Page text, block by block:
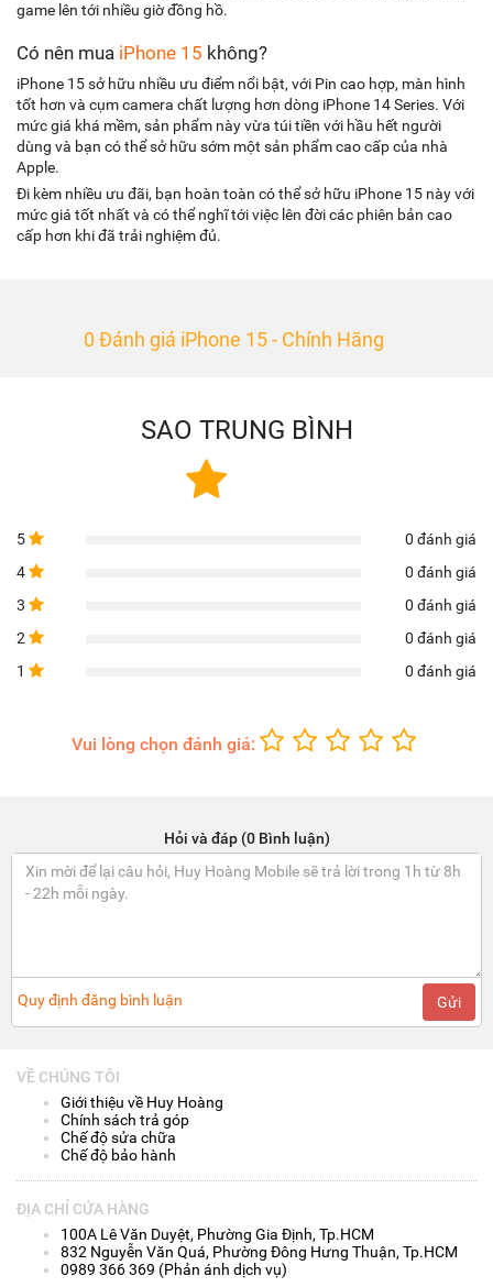
game lên tới nhiều giờ đồng hồ.
Có nên mua iPhone 15 không?
iPhone 15 sở hữu nhiều ưu điểm nổi bật, với Pin cao hợp, màn hình
tốt hơn và cụm camera chất lượng hơn dòng iPhone 14 Series. Với
mức giá khá mềm, sản phẩm này vừa túi tiền với hầu hết người
dùng và bạn có thể sở hữu sớm một sản phẩm cao cấp của nhà
Apple.
Đi kèm nhiều ưu đãi, bạn hoàn toàn có thể sở hữu iPhone 15 này với
mức giá tốt nhất và có thể nghĩ tới việc lên đời các phiên bản cao
cấp hơn khi đã trải nghiệm đủ.
0 Đánh giá iPhone 15 - Chính Hãng
SAO TRUNG BÌNH
5
0 đánh giá
4
0 đánh giá
3
0 đánh giá
2
0 đánh giá
1
0 đánh giá
Vui lòng chọn đánh giá:
Hỏi và đáp (0 Bình luận)
Quy định đăng bình luận Gửi
VỀ CHÚNG TÔI
Giới thiệu về Huy Hoàng
Chính sách trả góp
Chế độ sửa chữa
Chế độ bảo hành
ĐỊA CHỈ CỬA HÀNG
100A Lê Văn Duyệt, Phường Gia Định, Tp.HCM
832 Nguyễn Văn Quá, Phường Đông Hưng Thuận, Tp.HCM
0989 366 369 (Phản ánh dịch vụ)